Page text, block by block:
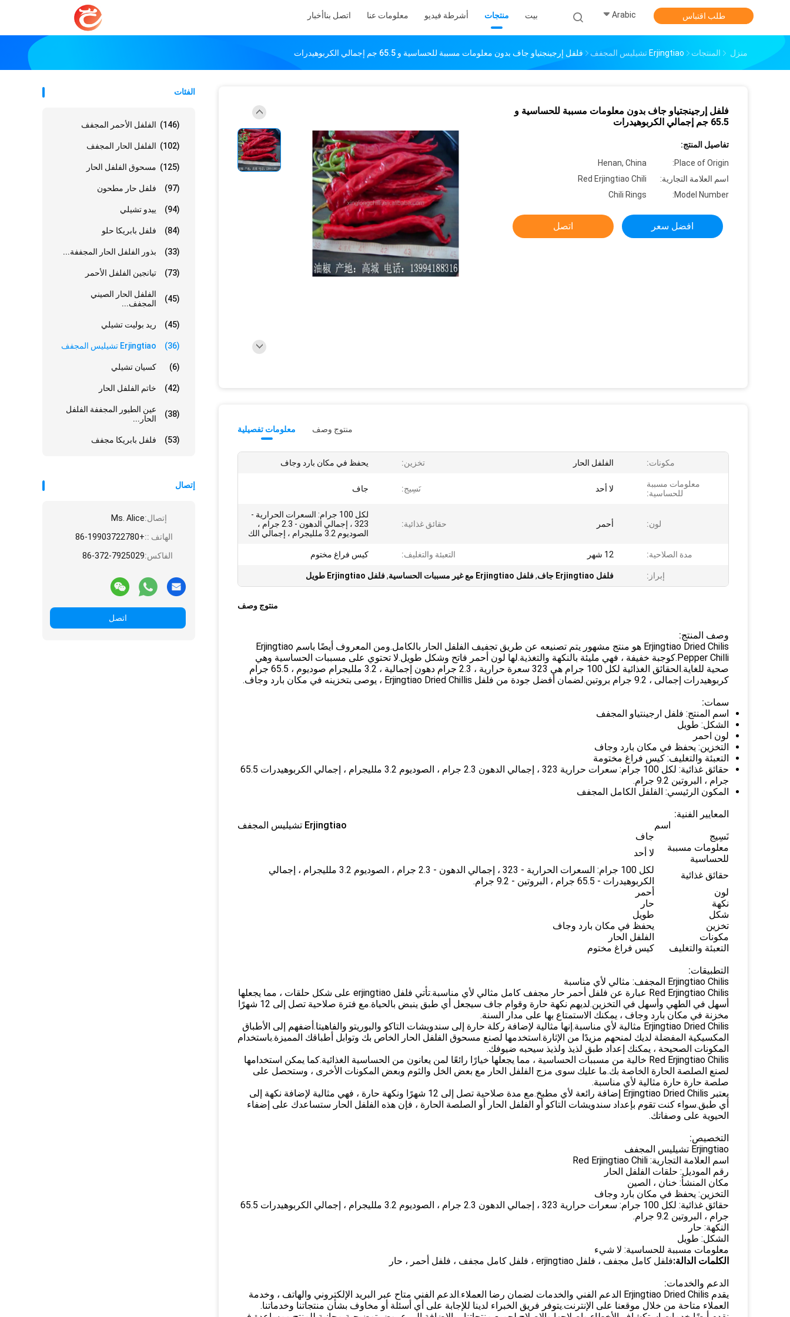
بيت منتجات أشرطة فيديو معلومات عنا اتصل بناأخبار Arabic طلب اقتباس
منزل المنتجات Erjingtiao تشيليس المجفف فلفل إرجينجتياو جاف بدون معلومات مسببة للحساسية و 65.5 جم إجمالي الكربوهيدرات
الفئات
الفلفل الأحمر المجفف (146)
الفلفل الحار المجفف (102)
مسحوق الفلفل الحار (125)
فلفل حار مطحون (97)
ييدو تشيلي (94)
فلفل بابريكا حلو (84)
بذور الفلفل الحار المجففة... (33)
تيانجين الفلفل الأحمر (73)
الفلفل الحار الصيني
المجفف...
(45)
ريد بوليت تشيلي (45)
Erjingtiao تشيليس المجفف (36)
كسيان تشيلي (6)
خاتم الفلفل الحار (42)
عين الطيور المجففة الفلفل
الحار...
(38)
فلفل بابريكا مجفف (53)
إتصال
إتصال:Ms. Alice
الهاتف ::+86-19903722780
الفاكس:86-372-7925029
اتصل
فلفل إرجينجتياو جاف بدون معلومات مسببة للحساسية و
65.5 جم إجمالي الكربوهيدرات
تفاصيل المنتج:
Place of Origin:
Henan, China
اسم العلامة التجارية:
Red Erjingtiao Chili
Model Number:
Chili Rings
افضل سعر اتصل
معلومات تفصيلية منتوج وصف
مكونات: الفلفل الحار تخزين: يحفظ في مكان بارد وجاف
معلومات مسببة
للحساسية:
لا أحد نَسِيج: جاف
لون: أحمر حقائق غذائية:
لكل 100 جرام: السعرات الحرارية -
323 ، إجمالي الدهون - 2.3 جرام ،
الصوديوم 3.2 ملليجرام ، إجمالي الك
مدة الصلاحية: 12 شهر التعبئة والتغليف: كيس فراغ مختوم
إبراز: فلفل Erjingtiao جاف ,فلفل Erjingtiao مع غير مسببات الحساسية ,فلفل Erjingtiao طويل
منتوج وصف
وصف المنتج:
Erjingtiao Dried Chilis هو منتج مشهور يتم تصنيعه عن طريق تجفيف الفلفل الحار بالكامل.ومن المعروف أيضًا باسم Erjingtiao
Pepper Chilli.كوجبة خفيفة ، فهي مليئة بالنكهة والتغذية.لها لون أحمر فاتح وشكل طويل.لا تحتوي على مسببات الحساسية وهي
صحية للغاية.الحقائق الغذائية لكل 100 جرام هي 323 سعرة حرارية ، 2.3 جرام دهون إجمالية ، 3.2 ملليجرام صوديوم ، 65.5 جرام
كربوهيدرات إجمالى ، 9.2 جرام بروتين.لضمان أفضل جودة من فلفل Erjingtiao Dried Chillis ، يوصى بتخزينه في مكان بارد وجاف.
سمات:
اسم المنتج: فلفل ارجينتياو المجفف
الشكل: طويل
لون احمر
التخزين: يحفظ في مكان بارد وجاف
التعبئة والتغليف: كيس فراغ مختومة
حقائق غذائية: لكل 100 جرام: سعرات حرارية 323 ، إجمالي الدهون 2.3 جرام ، الصوديوم 3.2 ملليجرام ، إجمالي الكربوهيدرات 65.5
جرام ، البروتين 9.2 جرام.
المكون الرئيسي: الفلفل الكامل المجفف
المعايير الفنية:
اسم
Erjingtiao تشيليس المجفف
نَسِيج
جاف
معلومات مسببة
للحساسية
لا أحد
حقائق غذائية
لكل 100 جرام: السعرات الحرارية - 323 ، إجمالي الدهون - 2.3 جرام ، الصوديوم 3.2 ملليجرام ، إجمالي
الكربوهيدرات - 65.5 جرام ، البروتين - 9.2 جرام.
لون
أحمر
نكهة
حار
شكل
طويل
تخزين
يحفظ في مكان بارد وجاف
مكونات
الفلفل الحار
التعبئة والتغليف
كيس فراغ مختوم
التطبيقات:
Erjingtiao Chilis المجفف: مثالي لأي مناسبة
Red Erjingtiao Chilis عبارة عن فلفل أحمر حار مجفف كامل مثالي لأي مناسبة.تأتي فلفل erjingtiao على شكل حلقات ، مما يجعلها
أسهل في الطهي وأسهل في التخزين.لديهم نكهة حارة وقوام جاف سيجعل أي طبق ينبض بالحياة.مع فترة صلاحية تصل إلى 12 شهرًا
مخزنة في مكان بارد وجاف ، يمكنك الاستمتاع بها على مدار السنة.
Erjingtiao Dried Chilis مثالية لأي مناسبة.إنها مثالية لإضافة ركلة حارة إلى سندويشات التاكو والبوريتو والفاهيتا.أضفهم إلى الأطباق
المكسيكية المفضلة لديك لمنحهم مزيدًا من الإثارة.استخدمها لصنع مسحوق الفلفل الحار الخاص بك وتوابل أطباقك المميزة.باستخدام
المكونات الصحيحة ، يمكنك إعداد طبق لذيذ ولذيذ سيحبه ضيوفك.
Red Erjingtiao Chilis خالية من مسببات الحساسية ، مما يجعلها خيارًا رائعًا لمن يعانون من الحساسية الغذائية.كما يمكن استخدامها
لصنع الصلصة الحارة الخاصة بك.ما عليك سوى مزج الفلفل الحار مع بعض الخل والثوم وبعض المكونات الأخرى ، وستحصل على
صلصة حارة حارة مثالية لأي مناسبة.
يعتبر Erjingtiao Dried Chilis إضافة رائعة لأي مطبخ.مع مدة صلاحية تصل إلى 12 شهرًا ونكهة حارة ، فهي مثالية لإضافة نكهة إلى
أي طبق.سواء كنت تقوم بإعداد سندويشات التاكو أو الفلفل الحار أو الصلصة الحارة ، فإن هذه الفلفل الحار ستساعدك على إضفاء
الحيوية على وصفاتك.
التخصيص:
Erjingtiao تشيليس المجفف
اسم العلامة التجارية: Red Erjingtiao Chili
رقم الموديل: حلقات الفلفل الحار
مكان المنشأ: خنان ، الصين
التخزين: يحفظ في مكان بارد وجاف
حقائق غذائية: لكل 100 جرام: سعرات حرارية 323 ، إجمالي الدهون 2.3 جرام ، الصوديوم 3.2 ملليجرام ، إجمالي الكربوهيدرات 65.5
جرام ، البروتين 9.2 جرام.
النكهة: حار
الشكل: طويل
معلومات مسببة للحساسية: لا شيء
الكلمات الدالة:فلفل كامل مجفف ، فلفل erjingtiao ، فلفل كامل مجفف ، فلفل أحمر ، حار
الدعم والخدمات:
يقدم Erjingtiao Dried Chilis الدعم الفني والخدمات لضمان رضا العملاء.الدعم الفني متاح عبر البريد الإلكتروني والهاتف ، وخدمة
العملاء متاحة من خلال موقعنا على الإنترنت.يتوفر فريق الخبراء لدينا للإجابة على أي أسئلة أو مخاوف بشأن منتجاتنا وخدماتنا.